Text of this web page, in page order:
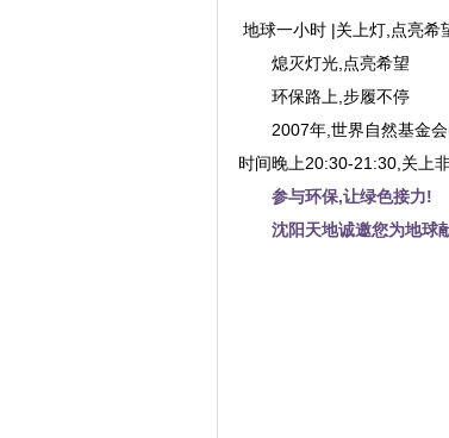
地球一小时 |关上灯,点亮希
熄灭灯光,点亮希望
环保路上,步履不停
2007年,世界自然基金
时间晚上20:30-21:30,关上
参与环保,让绿色接力!
沈阳天地诚邀您为地球